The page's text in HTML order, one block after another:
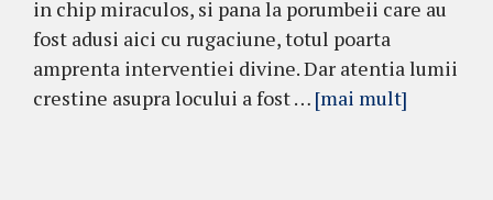
in chip miraculos, si pana la porumbeii care au
fost adusi aici cu rugaciune, totul poarta
amprenta interventiei divine. Dar atentia lumii
crestine asupra locului a fost … [mai mult]